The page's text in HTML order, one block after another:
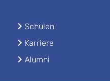
Schulen
Karriere
Alumni